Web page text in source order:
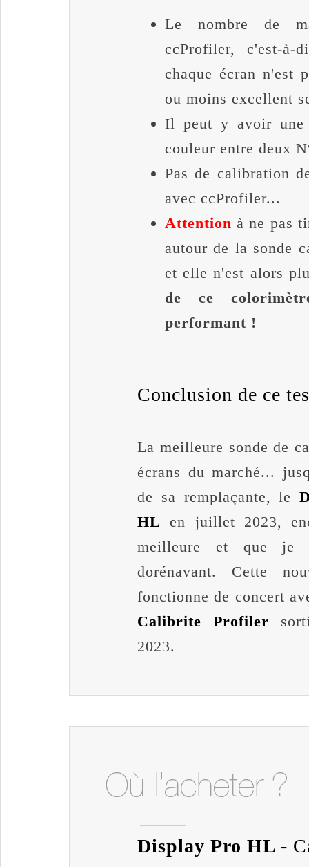
Le nombre de
ccProfiler, c'est-
chaque écran n'est
ou moins excellent
Il peut y avoir une
couleur entre deux
Pas de calibration
avec ccProfiler...
Attention à ne pas
autour de la sonde
et elle n'est alors
de ce
performant !
Conclusion de ce
La meilleure sonde de
écrans du marché...
de sa remplaçante, le
HL en juillet 2023,
meilleure et que je
dorénavant. Cette
fonctionne de concert
Calibrite Profiler
2023.
Display Pro HL -